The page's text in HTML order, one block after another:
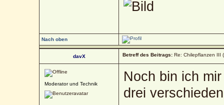
Nach oben
davX Betreff des Beitrags: Re: Chilepflanzen III
Moderator und Technik
Noch bin ich
drei